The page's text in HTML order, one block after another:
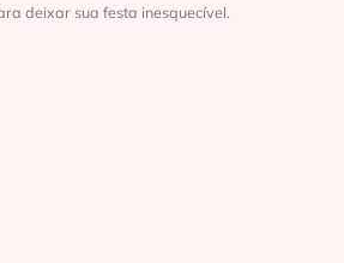
deixar sua festa inesquecível.